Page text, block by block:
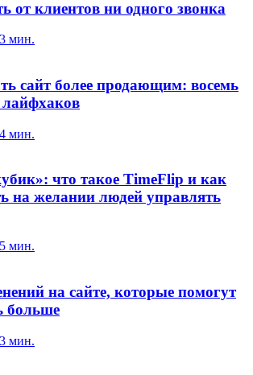
от клиентов ни одного звонка
мин.
сайт более продающим: восемь
мин.
что такое TimeFlip и как
на желании людей управлять
мин.
на сайте, которые помогут
больше
мин.